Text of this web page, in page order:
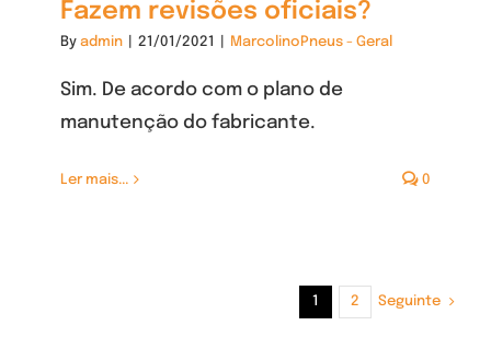
Fazem revisões oficiais?
By admin 21/01/2021 MarcolinoPneus - Geral
Sim. De acordo com o plano de
manutenção do fabricante.
Ler mais... 0
1 2 Seguinte